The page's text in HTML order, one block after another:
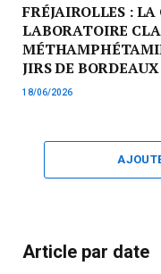
FRÉJAIROLLES :
LABORATOIRE
JIRS DE BORDEAUX
18/06/2026
Article par date